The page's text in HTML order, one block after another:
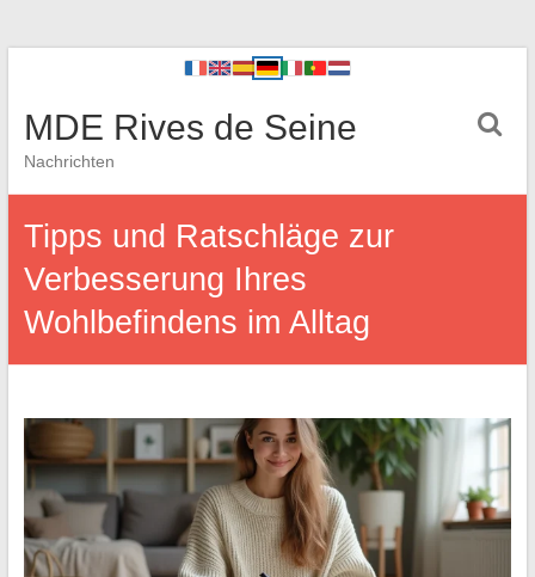
MDE Rives de Seine
Nachrichten
Tipps und Ratschläge zur
Verbesserung Ihres
Wohlbefindens im Alltag